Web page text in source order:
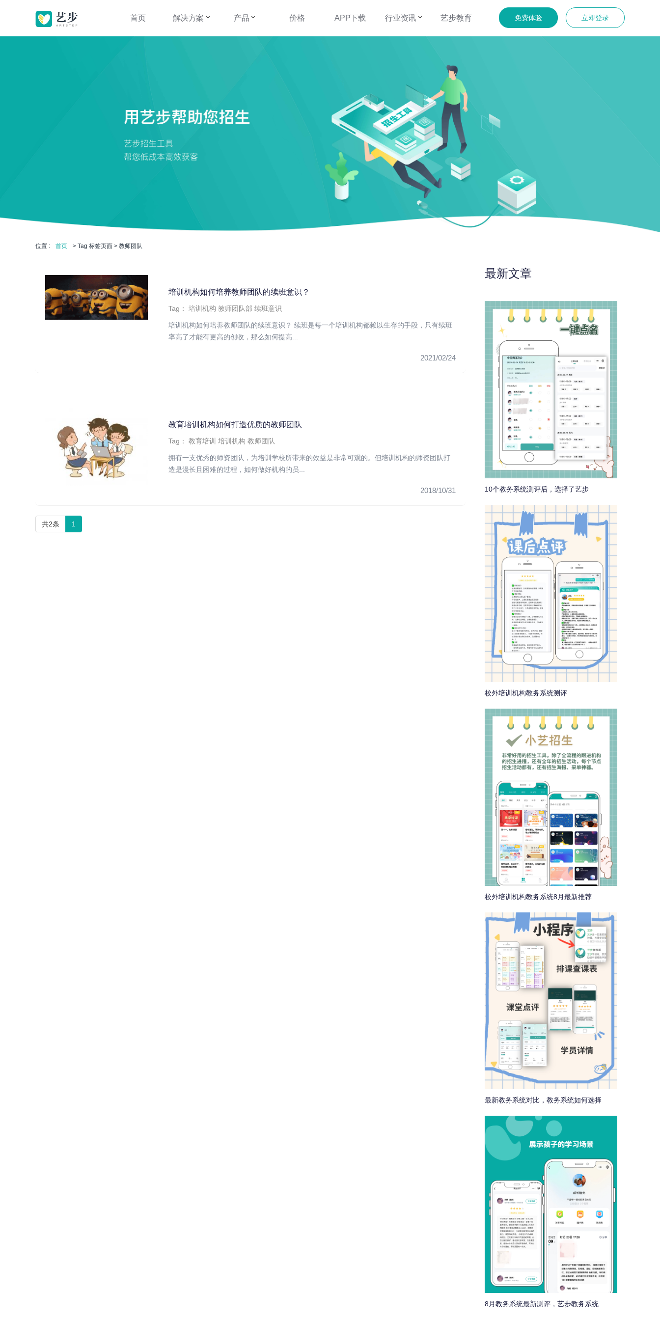
首页 解决方案 产品 价格 APP下载 行业资讯 艺步教育 免费体验 立即登录
位置 : 首页 > Tag 标签页面 > 教师团队
培训机构如何培养教师团队的续班意识？
Tag： 培训机构 教师团队部 续班意识
培训机构如何培养教师团队的续班意识？ 续班是每一个培训机构都赖以生存的手段，只有续班
率高了才能有更高的创收，那么如何提高...
2021/02/24
教育培训机构如何打造优质的教师团队
Tag： 教育培训 培训机构 教师团队
拥有一支优秀的师资团队，为培训学校所带来的效益是非常可观的。但培训机构的师资团队打
造是漫长且困难的过程，如何做好机构的员...
2018/10/31
共2条 1
最新文章
10个教务系统测评后，选择了艺步
校外培训机构教务系统测评
校外培训机构教务系统8月最新推荐
最新教务系统对比，教务系统如何选择
8月教务系统最新测评，艺步教务系统